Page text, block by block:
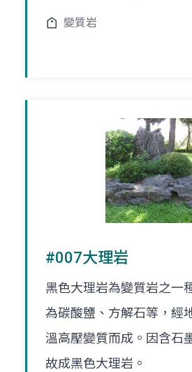
變質岩
#007大理岩
黑色大理岩為變質岩之一
為碳酸鹽、方解石等，經
溫高壓變質而成。因含石
故成黑色大理岩。